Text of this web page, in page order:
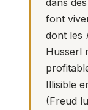
font
dont les
Husserl
Illisible
(Freud